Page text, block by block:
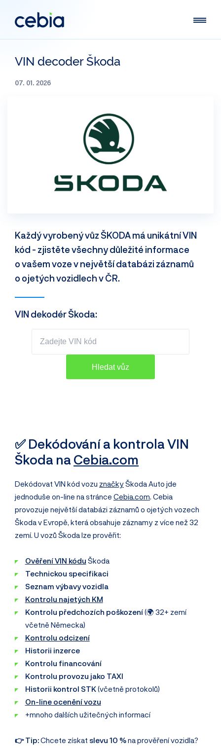
VIN decoder Škoda
07. 01. 2026
Každý vyrobený vůz ŠKODA má unikátní VIN
kód - zjistěte všechny důležité informace
o vašem voze v největší databázi záznamů
o ojetých vozidlech v ČR.
VIN dekodér Škoda:
✅ Dekódování a kontrola VIN
Škoda na Cebia.com
Dekódovat VIN kód vozu značkyŠkoda Auto jde
jednoduše on-line na stránce Cebia.com. Cebia
provozuje největší databázi záznamů o ojetých vozech
Škoda v Evropě, která obsahuje záznamy z více než 32
zemí. U vozů Škoda lze prověřit:
Ověření VIN kódu Škoda
Technickou specifikaci
Seznam výbavy vozidla
Kontrolu najetých KM
Kontrolu předchozích poškození(🌍 32+ zemí
včetně Německa)
Kontrolu odcizení
Historii inzerce
Kontrolu financování
Kontrolu provozu jako TAXI
Historii kontrol STK(včetně protokolů)
On-line ocenění vozu
+mnoho dalších užitečných informací
👉 Tip:Chcete získat slevu 10 %na prověření vozidla?